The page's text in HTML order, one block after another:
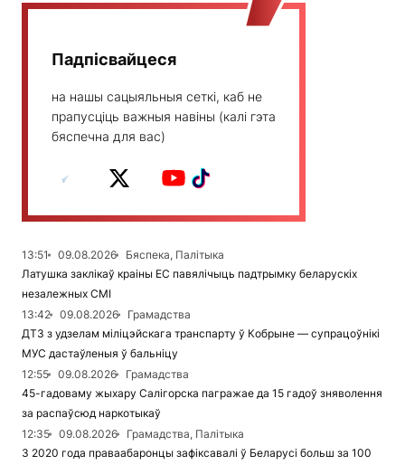
Падпісвайцеся
на нашы сацыяльныя сеткі, каб не
прапусціць важныя навіны (калі гэта
бяспечна для вас)
13:51 09.08.2026
Бяспека, Палітыка
Латушка заклікаў краіны ЕС павялічыць падтрымку беларускіх
незалежных СМІ
13:42
09.08.2026
Грамадства
ДТЗ з удзелам міліцэйскага транспарту ў Кобрыне — супрацоўнікі
МУС дастаўленыя ў бальніцу
12:55
09.08.2026
Грамадства
45-гадоваму жыхару Салігорска пагражае да 15 гадоў зняволення
за распаўсюд наркотыкаў
12:35
09.08.2026
Грамадства, Палітыка
З 2020 года праваабаронцы зафіксавалі ў Беларусі больш за 100